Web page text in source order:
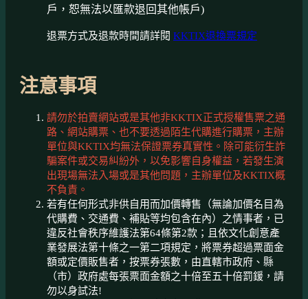
戶，恕無法以匯款退回其他帳戶)
退票方式及退款時間請詳閱 KKTIX退換票規定
注意事項
請勿於拍賣網站或是其他非KKTIX正式授權售票之通
路、網站購票、也不要透過陌生代購進行購票，主辦
單位與KKTIX均無法保證票券真實性。除可能衍生詐
騙案件或交易糾紛外，以免影響自身權益，若發生演
出現場無法入場或是其他問題，主辦單位及KKTIX概
不負責。
若有任何形式非供自用而加價轉售（無論加價名目為
代購費、交通費、補貼等均包含在內）之情事者，已
違反社會秩序維護法第64條第2款；且依文化創意產
業發展法第十條之一第二項規定，將票券超過票面金
額或定價販售者，按票券張數，由直轄市政府、縣
（市）政府處每張票面金額之十倍至五十倍罰鍰，請
勿以身試法!